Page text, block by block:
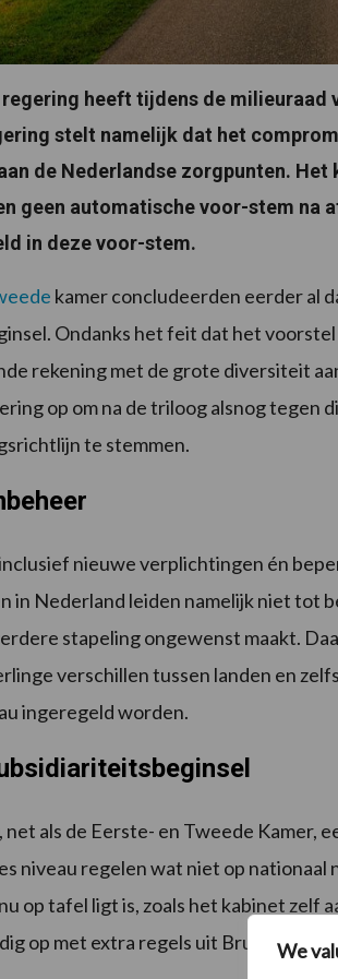
We
regering heeft tijdens de
stelt namelijk dat het
de Nederlandse zorgpunten.
geen automatische voor-stem na
in deze voor-stem.
kamer concludeerden eerder al
Ondanks het feit dat het
rekening met de grote diversiteit
op om na de triloog alsnog tegen
te stemmen.
nieuwe verplichtingen én
in Nederland leiden namelijk niet tot
stapeling ongewenst maakt.
verschillen tussen landen en
ingeregeld worden.
net als de Eerste- en Tweede Kamer,
niveau regelen wat niet op nationaal
op tafel ligt is, zoals het kabinet zelf
op met extra regels uit Brussel die